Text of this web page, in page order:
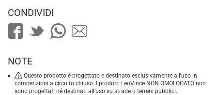
CONDIVIDI
NOTE
Questo prodotto è progettato e destinato esclusivamente all'uso in
competizioni a circuito chiuso. I prodotti LeoVince NON OMOLOGATO non
sono progettati né destinati all'uso su strade o terreni pubblici.